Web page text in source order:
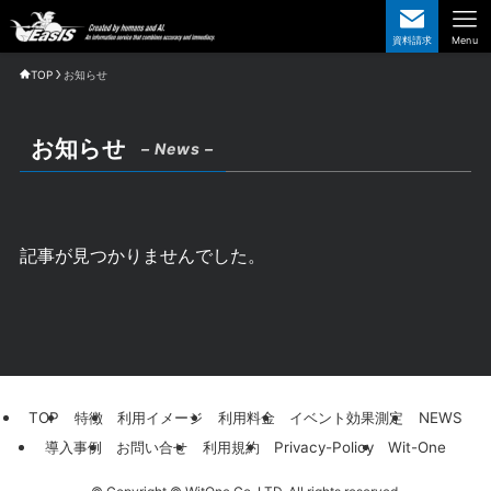
資料請求 Menu
TOP お知らせ
お知らせ – News –
記事が見つかりませんでした。
TOP 特徴 利用イメージ 利用料金 イベント効果測定
NEWS
導入事例
お問い合せ 利用規約 Privacy-Policy Wit-One